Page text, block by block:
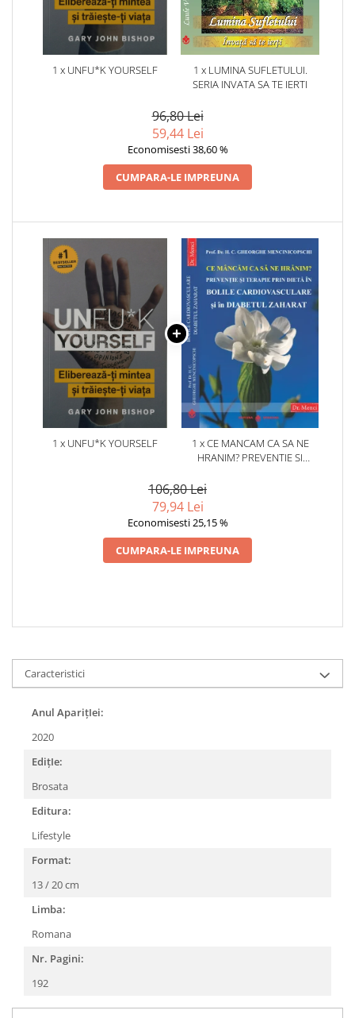
1 x UNFU*K YOURSELF
1 x LUMINA SUFLETULUI.
SERIA INVATA SA TE IERTI
96,80 Lei
59,44 Lei
Economisesti 38,60 %
CUMPARA-LE IMPREUNA
1 x UNFU*K YOURSELF
1 x CE MANCAM CA SA NE
HRANIM? PREVENTIE SI
CARDIOVASCULARE SI IN
106,80 Lei
79,94 Lei
Economisesti 25,15 %
CUMPARA-LE IMPREUNA
Caracteristici
Anul AparițIei:
2020
EdițIe:
Brosata
Editura:
Lifestyle
Format:
13 / 20 cm
Limba:
Romana
Nr. Pagini:
192